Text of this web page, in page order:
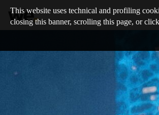
This website uses technical and profiling
closing this banner, scrolling this page, or